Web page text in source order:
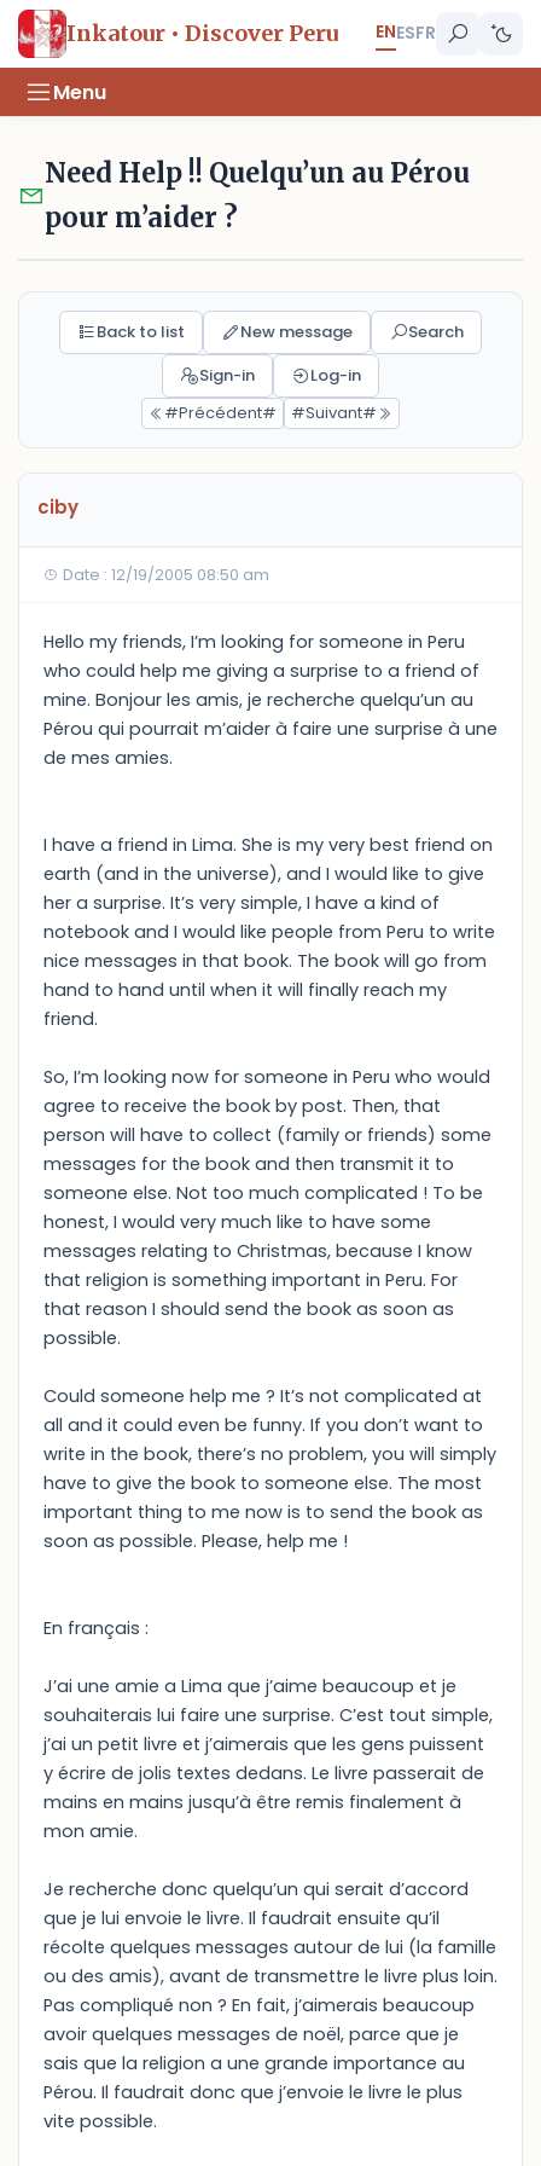
Inkatour • Discover Peru ENESFR
Menu
Need Help !! Quelqu’un au Pérou
pour m’aider ?
Back to list New message
Search
Sign-in
Log-in
#Précédent#
#Suivant#
ciby
Date : 12/19/2005 08:50 am
Hello my friends, I’m looking for someone in Peru
who could help me giving a surprise to a friend of
mine. Bonjour les amis, je recherche quelqu’un au
Pérou qui pourrait m’aider à faire une surprise à une
de mes amies.
I have a friend in Lima. She is my very best friend on
earth (and in the universe), and I would like to give
her a surprise. It’s very simple, I have a kind of
notebook and I would like people from Peru to write
nice messages in that book. The book will go from
hand to hand until when it will finally reach my
friend.
So, I’m looking now for someone in Peru who would
agree to receive the book by post. Then, that
person will have to collect (family or friends) some
messages for the book and then transmit it to
someone else. Not too much complicated ! To be
honest, I would very much like to have some
messages relating to Christmas, because I know
that religion is something important in Peru. For
that reason I should send the book as soon as
possible.
Could someone help me ? It’s not complicated at
all and it could even be funny. If you don’t want to
write in the book, there’s no problem, you will simply
have to give the book to someone else. The most
important thing to me now is to send the book as
soon as possible. Please, help me !
En français :
J’ai une amie a Lima que j’aime beaucoup et je
souhaiterais lui faire une surprise. C’est tout simple,
j’ai un petit livre et j’aimerais que les gens puissent
y écrire de jolis textes dedans. Le livre passerait de
mains en mains jusqu’à être remis finalement à
mon amie.
Je recherche donc quelqu’un qui serait d’accord
que je lui envoie le livre. Il faudrait ensuite qu’il
récolte quelques messages autour de lui (la famille
ou des amis), avant de transmettre le livre plus loin.
Pas compliqué non ? En fait, j’aimerais beaucoup
avoir quelques messages de noël, parce que je
sais que la religion a une grande importance au
Pérou. Il faudrait donc que j’envoie le livre le plus
vite possible.